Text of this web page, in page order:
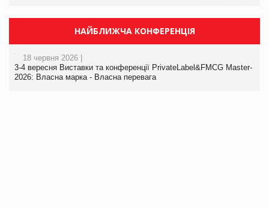
НАЙБЛИЖЧА КОНФЕРЕНЦІЯ
18 червня 2026 |
3-4 вересня Виставки та конференції PrivateLabel&FMCG Master-
2026: Власна марка - Власна перевага